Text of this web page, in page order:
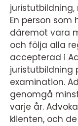
En person
däremot vara
och följa alla
accepterad i
juristutbildning
examination.
genomgå
varje år.
klienten, och